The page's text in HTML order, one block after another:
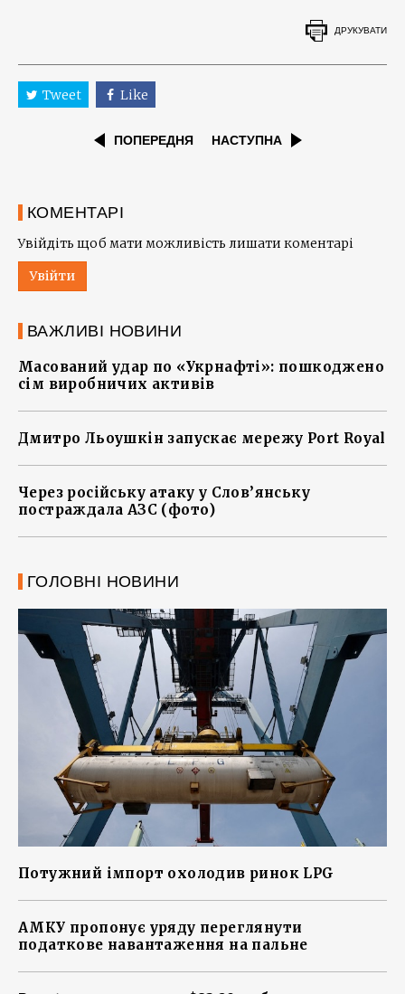
ДРУКУВАТИ
Tweet Like
ПОПЕРЕДНЯ НАСТУПНА
КОМЕНТАРІ
Увійдіть щоб мати можливість лишати коментарі
Увійти
ВАЖЛИВІ НОВИНИ
Масований удар по «Укрнафті»: пошкоджено
сім виробничих активів
Дмитро Льоушкін запускає мережу Port Royal
Через російську атаку у Слов’янську
постраждала АЗС (фото)
ГОЛОВНІ НОВИНИ
Потужний імпорт охолодив ринок LPG
АМКУ пропонує уряду переглянути
податкове навантаження на пальне